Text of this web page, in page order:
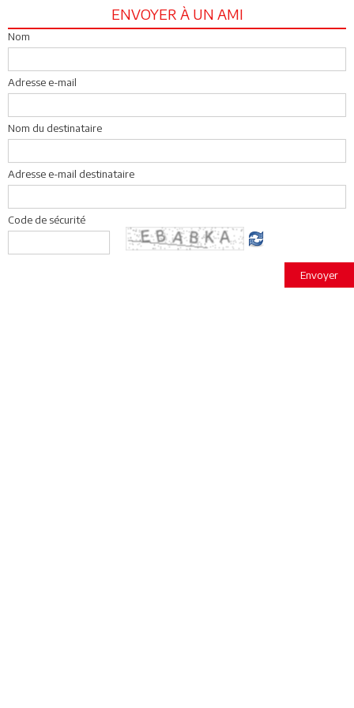
ENVOYER À UN AMI
Nom
Adresse e-mail
Nom du destinataire
Adresse e-mail destinataire
Code de sécurité
Envoyer